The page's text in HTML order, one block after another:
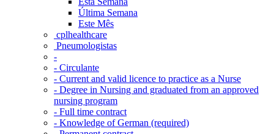
Última Semana
Este Mês
‎ cplhealthcare‬
Pneumologistas
-
- Circulante
- Current and valid licence to practice as a Nurse
- Degree in Nursing and graduated from an approved
nursing program
- Full time contract
- Knowledge of German (required)